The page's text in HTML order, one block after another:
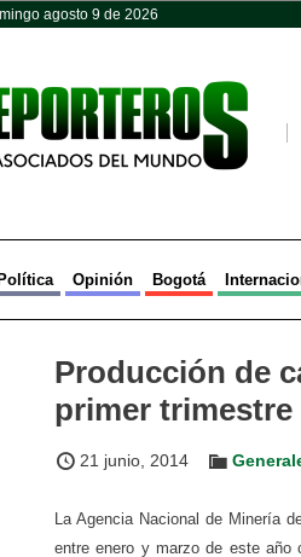
agosto 9 de 2026
Política Opinión Bogotá
Producción de
primer trimestre
21 junio, 2014
La Agencia Nacional de Minería
entre enero y marzo de este
Opinión Política